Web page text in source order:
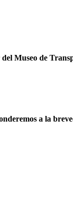
Museo de
a la